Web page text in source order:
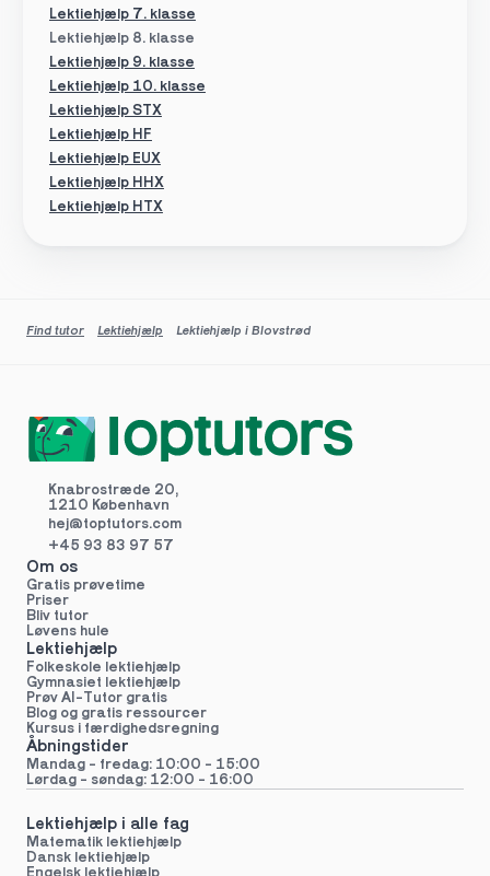
Lektiehjælp 8. klasse
Lektiehjælp 7. klasse
Lektiehjælp 9. klasse
Lektiehjælp 10. klasse
Lektiehjælp HF
Lektiehjælp EUX
Lektiehjælp STX
Lektiehjælp HHX
Lektiehjælp HTX
Find tutor Lektiehjælp Lektiehjælp i Blovstrød
Knabrostræde 20,
1210 København
hej@toptutors.com
+45 93 83 97 57
Om os
Gratis prøvetime
Priser
Bliv tutor
Løvens hule
Lektiehjælp
Folkeskole lektiehjælp
Gymnasiet lektiehjælp
Prøv AI-Tutor gratis
Blog og gratis ressourcer
Kursus i færdighedsregning
Åbningstider
Mandag - fredag: 10:00 - 15:00
Lørdag - søndag: 12:00 - 16:00
Lektiehjælp i alle fag
Matematik lektiehjælp
Dansk lektiehjælp